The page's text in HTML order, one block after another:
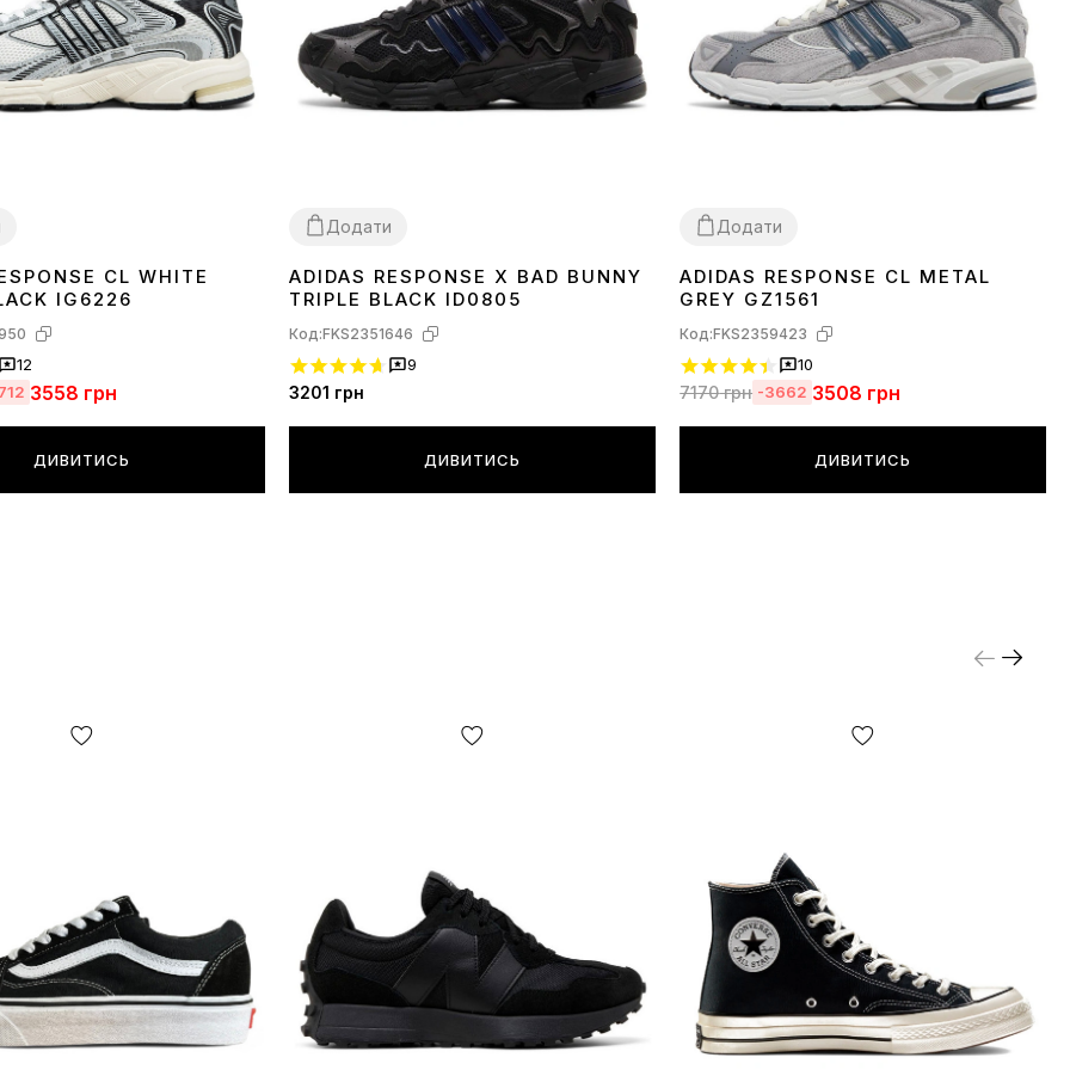
CL WHITE
IG6226
12
3558 грн
ДИВИТИСЬ
Додати
42 44
ADIDAS RESPONSE X BAD BUNNY
TRIPLE BLACK ID0805
Код:FKS2351646
9
3201 грн
ДИВИТИСЬ
Додати
404142 434445
ADIDAS RESPONSE CL METAL
GREY GZ1561
Код:FKS2359423
10
7170грн -3662 3508 грн
ДИВИТИСЬ